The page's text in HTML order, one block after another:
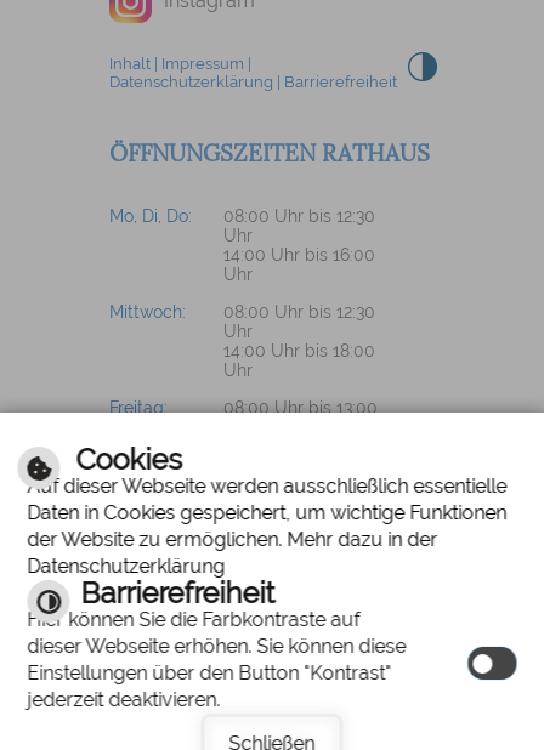
Inhalt| Impressum
Datenschutzerklärung
Barrierefreiheit
ÖFFNUNGSZEITEN RATHAUS
Mo, Di, Do:
08:00 Uhr bis 12:30
Uhr
14:00 Uhr bis 16:00
Uhr
Mittwoch:
08:00 Uhr bis 12:30
Uhr
14:00 Uhr bis 18:00
Uhr
Freitag:
08:00 Uhr bis 13:00
PROSPEKTWÜNSCHE?
Wir senden Ihnen
gerne unsere
Unterlagen zu.
Cookies
Auf dieser Webseite werden ausschließlich essentielle
Daten in Cookies gespeichert, um wichtige Funktionen
der Website zu ermöglichen. Mehr dazu in der
Datenschutzerklärung
Barrierefreiheit
Hier können Sie die Farbkontraste auf
dieser Webseite erhöhen. Sie können diese
Einstellungen über den Button "Kontrast"
jederzeit deaktivieren.
Schließen